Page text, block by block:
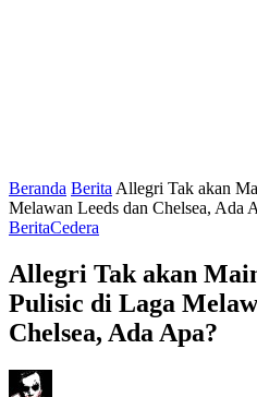
Beranda Berita Allegri Tak akan
Melawan Leeds dan Chelsea, Ada
BeritaCedera
Allegri Tak akan
Pulisic di Laga
Chelsea, Ada Apa?